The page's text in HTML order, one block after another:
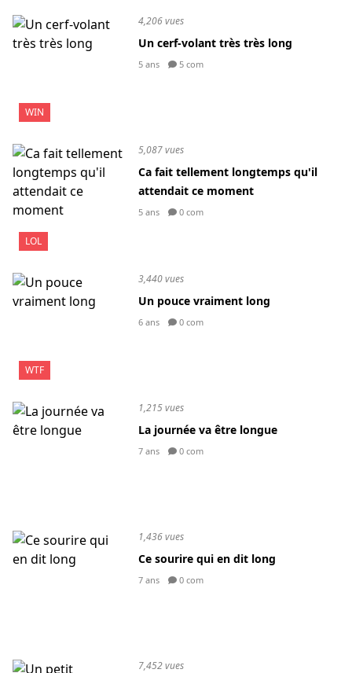
WIN
4,206 vues
Un cerf-volant très très long
5 ans 5 com
LOL
5,087 vues
Ca fait tellement longtemps qu'il
attendait ce moment
5 ans 0 com
WTF
3,440 vues
Un pouce vraiment long
6 ans 0 com
1,215 vues
La journée va être longue
7 ans 0 com
1,436 vues
Ce sourire qui en dit long
7 ans 0 com
7,452 vues